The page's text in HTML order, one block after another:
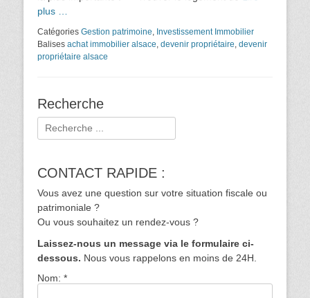
plus …
Catégories Gestion patrimoine, Investissement Immobilier
Balises achat immobilier alsace, devenir propriétaire, devenir
propriétaire alsace
Recherche
Rechercher :
CONTACT RAPIDE :
Vous avez une question sur votre situation fiscale ou
patrimoniale ?
Ou vous souhaitez un rendez-vous ?
Laissez-nous un message via le formulaire ci-
dessous. Nous vous rappelons en moins de 24H.
Nom: *